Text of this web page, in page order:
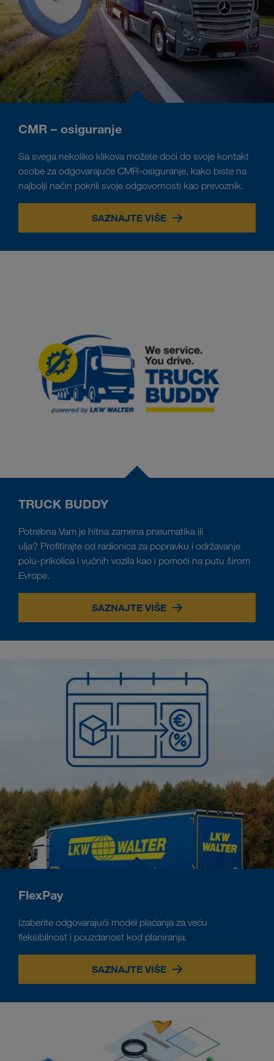
CMR – osiguranje
Sa svega nekoliko klikova možete doći do svoje kontakt
osobe za odgovarajuće CMR-osiguranje, kako biste na
najbolji način pokrili svoje odgovornosti kao prevoznik.
SAZNAJTE VIŠE
TRUCK BUDDY
Potrebna Vam je hitna zamena pneumatika ili
ulja? Profitirajte od radionica za popravku i održavanje
polu-prikolica i vučnih vozila kao i pomoći na putu širom
Evrope.
SAZNAJTE VIŠE
FlexPay
Izaberite odgovarajući model plaćanja za veću
fleksibilnost i pouzdanost kod planiranja.
SAZNAJTE VIŠE